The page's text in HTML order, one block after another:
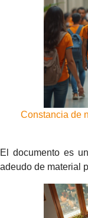
Constancia de
El documento es
adeudo de material